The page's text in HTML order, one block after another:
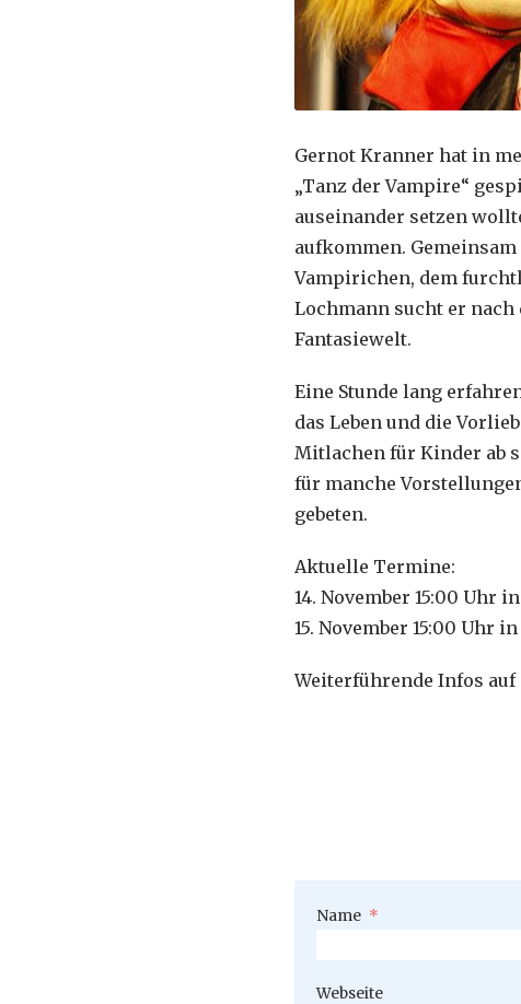
Gernot Kranner hat in
„Tanz der Vampire“
auseinander setzen
aufkommen.
Vampirichen, dem
Lochmann sucht er
Fantasiewelt.
Eine Stunde lang
das Leben und die
Mitlachen für Kinder ab
für manche
gebeten.
Aktuelle Termine:
14. November 15:00 Uhr
15. November 15:00 Uhr
Weiterführende Infos auf
Pflichtfeld
Name *
Webseite